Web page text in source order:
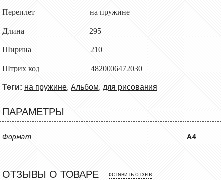
Переплет на пружине
Длина 295
Ширина 210
Штрих код 4820006472030
Теги: на пружине, Альбом, для рисования
ПАРАМЕТРЫ
Формат A4
ОТЗЫВЫ О ТОВАРЕ оставить отзыв